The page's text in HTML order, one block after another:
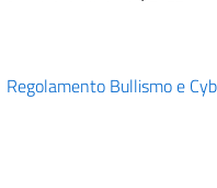
Regolamento Bullismo e